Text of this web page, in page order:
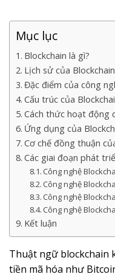
Mục lục
Blockchain là gì?
Lịch sử của Blockchain
Đặc điểm của công
Cấu trúc của
Cách thức hoạt động
Ứng dụng của
Cơ chế đồng thuận
Các giai đoạn phát
Công nghệ
Công nghệ
Công nghệ
Công nghệ
Kết luận
Thuật ngữ blockchain
tiền mã hóa như